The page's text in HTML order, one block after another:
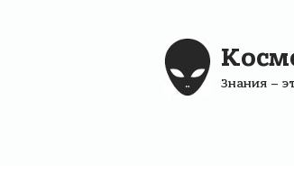
Знания –